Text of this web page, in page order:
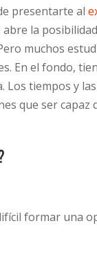
presentarte al
la
muchos
En el fondo,
Los tiempos y las
que ser capaz
formar una